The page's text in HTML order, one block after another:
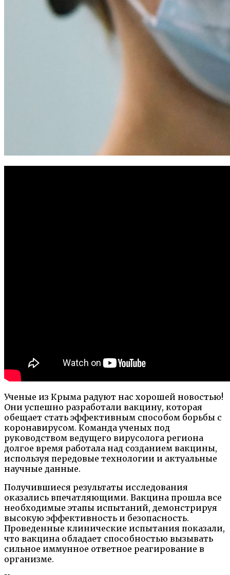
Ученые из Крыма радуют нас хорошей новостью!
Они успешно разработали вакцину, которая
обещает стать эффективным способом борьбы с
коронавирусом. Команда ученых под
руководством ведущего вирусолога региона
долгое время работала над созданием вакцины,
используя передовые технологии и актуальные
научные данные.
Получившиеся результаты исследования
оказались впечатляющими. Вакцина прошла все
необходимые этапы испытаний, демонстрируя
высокую эффективность и безопасность.
Проведенные клинические испытания показали,
что вакцина обладает способностью вызывать
сильное иммунное ответное реагирование в
организме.